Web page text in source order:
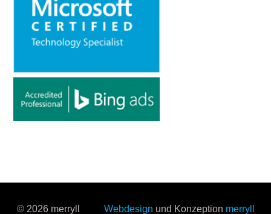
© 2026 merryll Webdesign und Konzeption merryll